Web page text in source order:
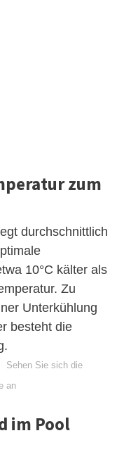
zum
durchschnittlich
10°C kälter als
Zu
Unterkühlung
besteht die
Sehen Sie sich die
an
im Pool